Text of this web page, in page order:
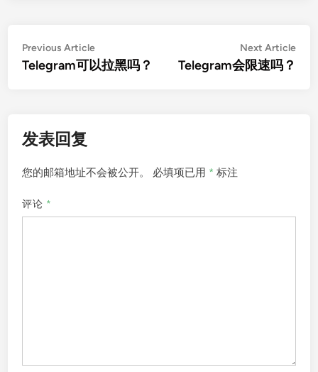
文
章
Previous ArticlePrevious
article:
Telegram可以拉黑吗？
Next Article
Telegram会限速吗？
发表回复
您的邮箱地址不会被公开。 必填项已用 * 标注
评论 *